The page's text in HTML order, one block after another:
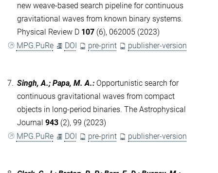
new weave-based search pipeline for continuous
gravitational waves from known binary systems.
Physical Review D 107 (6), 062005 (2023)
MPG.PuRe
DOI pre-print publisher-version
7. Singh, A.; Papa, M. A.: Opportunistic search for
continuous gravitational waves from compact
objects in long-period binaries. The Astrophysical
Journal 943 (2), 99 (2023)
MPG.PuRe
DOI pre-print publisher-version